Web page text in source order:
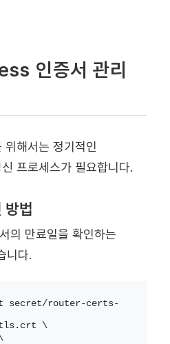
인증서 관리
해서는 정기적인
프로세스가 필요합니다.
방법
의 만료일을 확인하는
니다.
secret/router-certs-
\